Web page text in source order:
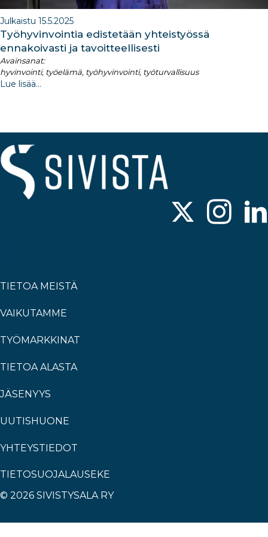
Julkaistu 15.5.2025
Työhyvinvointia edistetään yhteistyössä
ennakoivasti ja tavoitteellisesti
Avainsanat:
hyvinvointi, työelämä, työhyvinvointi, työturvallisuus
Lue lisää...
TIETOA MEISTÄ
VAIKUTAMME
TYÖMARKKINAT
TIETOA ALASTA
JÄSENYYS
UUTISHUONE
YHTEYSTIEDOT
TIETOSUOJALAUSEKE
© 2026 SIVISTYSALA RY